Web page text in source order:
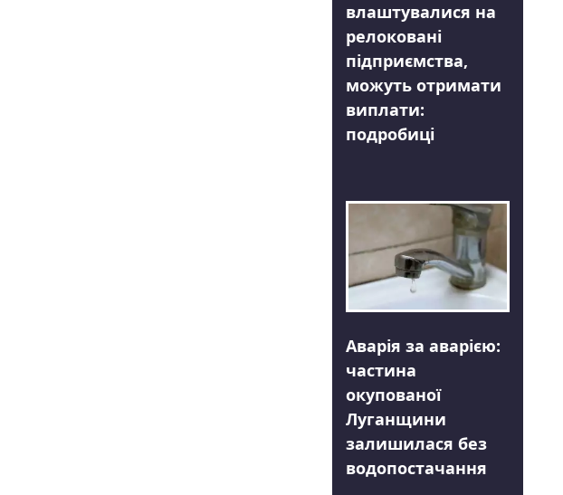
влаштувалися на
релоковані
підприємства,
можуть отримати
виплати:
подробиці
Аварія за аварією:
частина
окупованої
Луганщини
залишилася без
водопостачання